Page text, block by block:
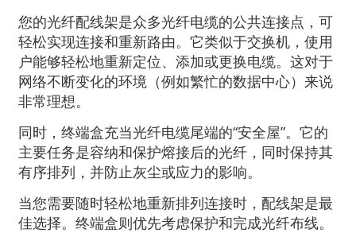
您的光纤配线架是众多光纤电缆的公共连接点，可
轻松实现连接和重新路由。它类似于交换机，使用
户能够轻松地重新定位、添加或更换电缆。这对于
网络不断变化的环境（例如繁忙的数据中心）来说
非常理想。
同时，终端盒充当光纤电缆尾端的“安全屋”。它的
主要任务是容纳和保护熔接后的光纤，同时保持其
有序排列，并防止灰尘或应力的影响。
当您需要随时轻松地重新排列连接时，配线架是最
佳选择。终端盒则优先考虑保护和完成光纤布线。